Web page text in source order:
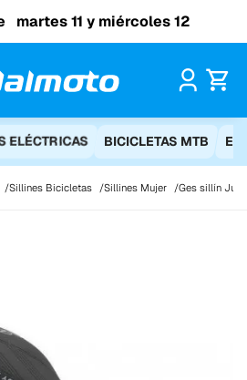
martes 11 y miércoles 12
ELÉCTRICAS BICICLETAS MTB
Sillines Bicicletas Sillines Mujer Ges sillín